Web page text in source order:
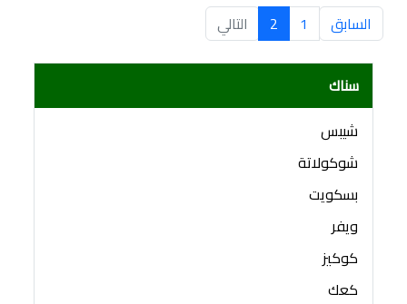
السابق 1
2 التالي
سناك
شيبس
شوكولاتة
بسكويت
ويفر
كوكيز
كعك